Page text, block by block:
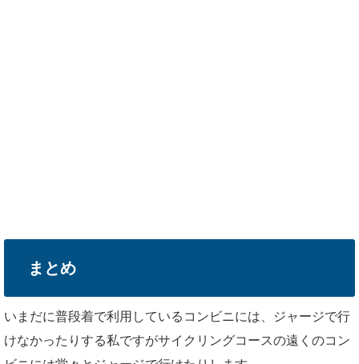
まとめ
いまだに普段着で利用しているコンビニには、ジャージで行
けなかったりする私ですがサイクリングコースの遠くのコン